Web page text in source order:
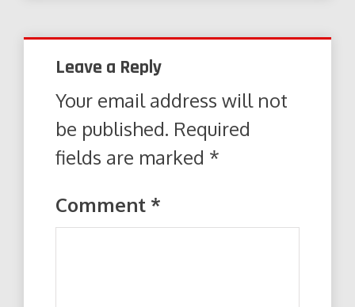
Leave a Reply
Your email address will not
be published. Required
fields are marked *
Comment *